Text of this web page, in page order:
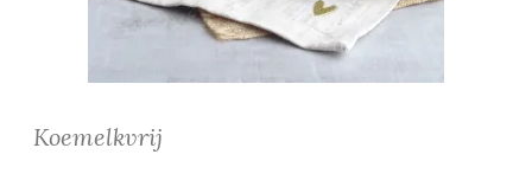
Koemelkvrij